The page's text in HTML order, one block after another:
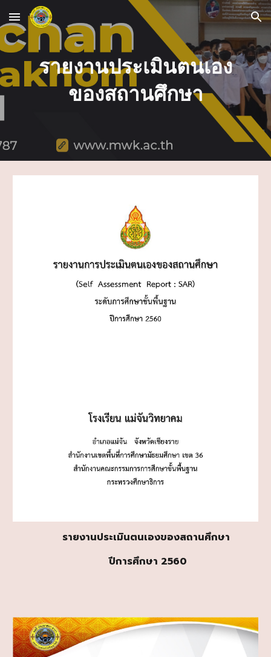
Skip to main content Skip to navigation
รายงานประเมินตนเอง
ของสถานศึกษา
รายงานประเมินตนเองของสถานศึกษา
ปีการศึกษา 2560